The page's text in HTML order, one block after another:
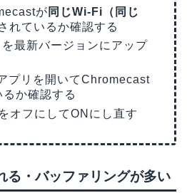
が 同じWi-Fi（同じ
れているか確認する
最新バージョンにアップ
プリを開いてChromecast
か確認する
オフにしてONにし直す
る・バッファリングが多い